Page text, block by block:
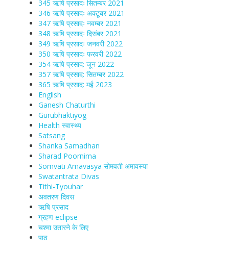
345 ऋषि प्रसादः सितम्बर 2021
346 ऋषि प्रसादः अक्टूबर 2021
347 ऋषि प्रसादः नवम्बर 2021
348 ऋषि प्रसादः दिसंबर 2021
349 ऋषि प्रसादः जनवरी 2022
350 ऋषि प्रसादः फरवरी 2022
354 ऋषि प्रसाद: जून 2022
357 ऋषि प्रसाद: सितम्बर 2022
365 ऋषि प्रसाद: मई 2023
English
Ganesh Chaturthi
Gurubhaktiyog
Health स्वास्‍थ्‍य
Satsang
Shanka Samadhan
Sharad Poornima
Somvati Amavasya सोमवती अमावस्या
Swatantrata Divas
Tithi-Tyouhar
अवतरण दिवस
ऋषि प्रसाद
ग्रहण eclipse
चश्मा‍ उतारने के लिए
पाठ